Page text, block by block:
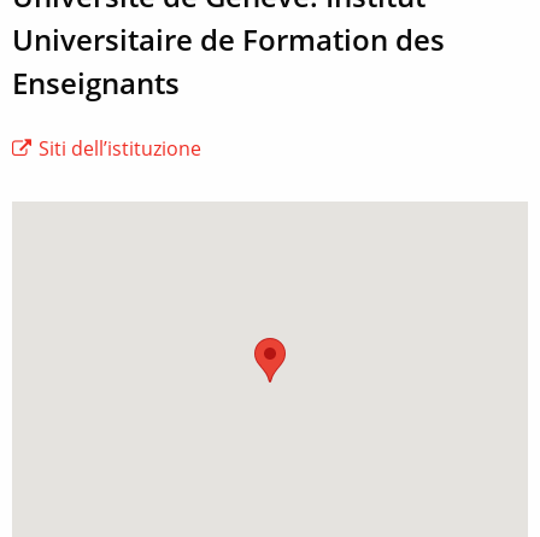
Universitaire de Formation des
Enseignants
Siti dell’istituzione